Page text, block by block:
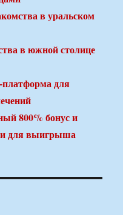
в уральском
в южной столице
для
800% бонус и
для выигрыша